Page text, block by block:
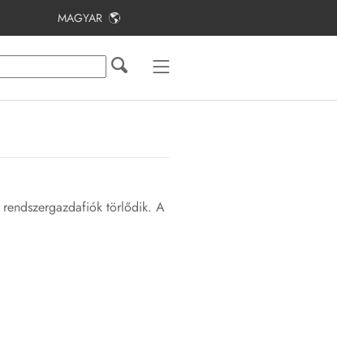
MAGYAR
rendszergazdafiók törlődik. A
Tartalomjegyzék